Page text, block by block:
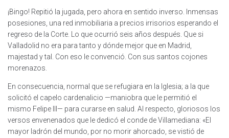
¡Bingo! Repitió la jugada, pero ahora en sentido inverso. Inmensas
posesiones, una red inmobiliaria a precios irrisorios esperando el
regreso de la Corte. Lo que ocurrió seis años después. Que si
Valladolid no era para tanto y dónde mejor que en Madrid,
majestad y tal. Con eso le convenció. Con sus santos cojones
morenazos.
En consecuencia, normal que se refugiara en la Iglesia; a la que
solicitó el capelo cardenalicio —maniobra que le permitió el
mismo Felipe III— para curarse en salud. Al respecto, gloriosos los
versos envenenados que le dedicó el conde de Villamediana: «El
mayor ladrón del mundo, por no morir ahorcado, se vistió de